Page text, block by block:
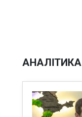
АНАЛІТИКА